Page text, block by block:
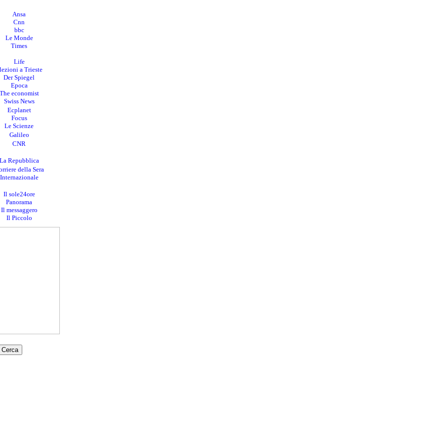
Ansa
Cnn
bbc
Le Monde
Times
Life
a Trieste
Der Spiegel
Epoca
economist
Swiss News
Ecplanet
Focus
Le Scienze
Galileo
CNR
Repubblica
della Sera
Internazionale
Il sole24ore
Panorama
Il messaggero
Il Piccolo